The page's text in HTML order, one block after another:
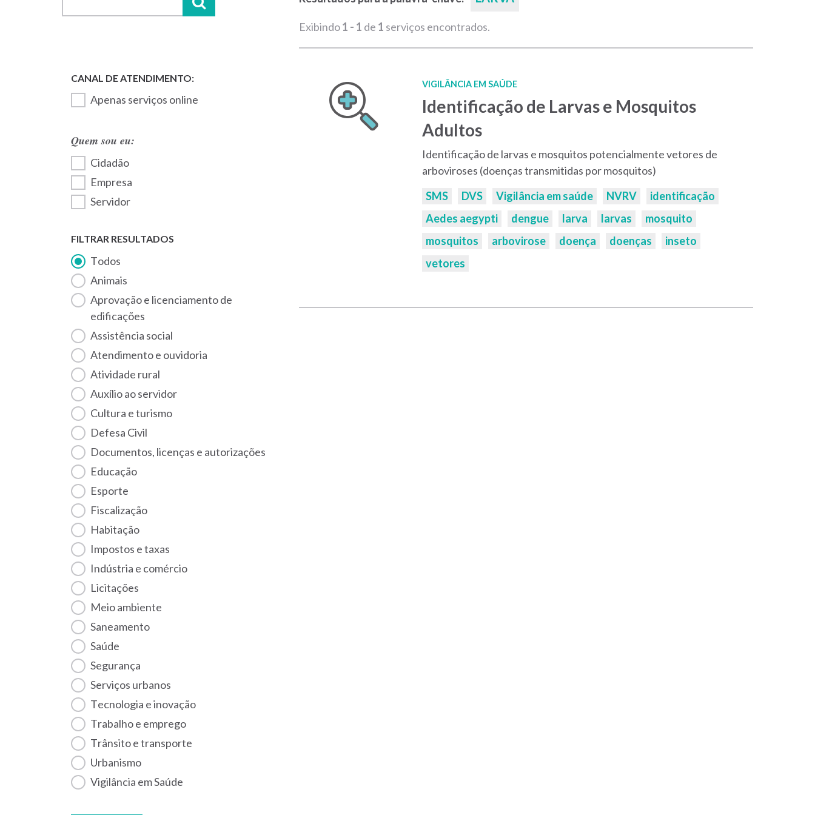
Apenas serviços online
Quem sou eu:
Cidadão
Empresa
Servidor
FILTRAR RESULTADOS
Todos
Animais
Aprovação e licenciamento de
edificações
Assistência social
Atendimento e ouvidoria
Atividade rural
Auxílio ao servidor
Cultura e turismo
Defesa Civil
Documentos, licenças e autorizações
Educação
Esporte
Fiscalização
habitação
Impostos e taxas
Indústria e comércio
Licitações
Meio ambiente
Saneamento
Saúde
Segurança
Serviços urbanos
Tecnologia e inovação
Trabalho e emprego
Trânsito e transporte
Urbanismo
Vigilância em Saúde
Exibindo1 - 1 de 1 serviços encontrados.
VIGILÂNCIA EM SAÚDE
Identificação de Larvas e Mosquitos
Adultos
Identificação de larvas e mosquitos potencialmente vetores de
arboviroses (doenças transmitidas por mosquitos)
Palavras-
chaves:
SMS DVS Vigilância em saúde NVRV
identificação
Aedes aegypti
dengue larva larvas
mosquito
mosquitos
arbovirose doença doenças
inseto
vetores